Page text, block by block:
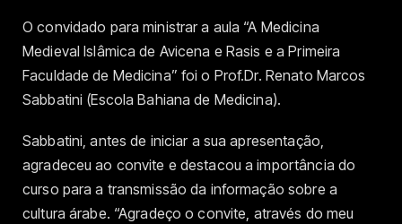
O convidado para ministrar a aula “A Medicina
Medieval Islâmica de Avicena e Rasis e a Primeira
Faculdade de Medicina” foi o Prof.Dr. Renato Marcos
Sabbatini (Escola Bahiana de Medicina).
Sabbatini, antes de iniciar a sua apresentação,
agradeceu ao convite e destacou a importância do
curso para a transmissão da informação sobre a
cultura árabe. “Agradeço o convite, através do meu